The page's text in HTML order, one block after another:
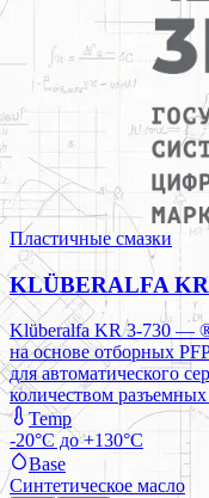
Пластичные смазки
KLÜBERALFA KR
Klüberalfa KR 3-730 — ®
на основе отборных
для автоматического
количеством
Temp
-20°C до +130°C
Base
Синтетическое масло